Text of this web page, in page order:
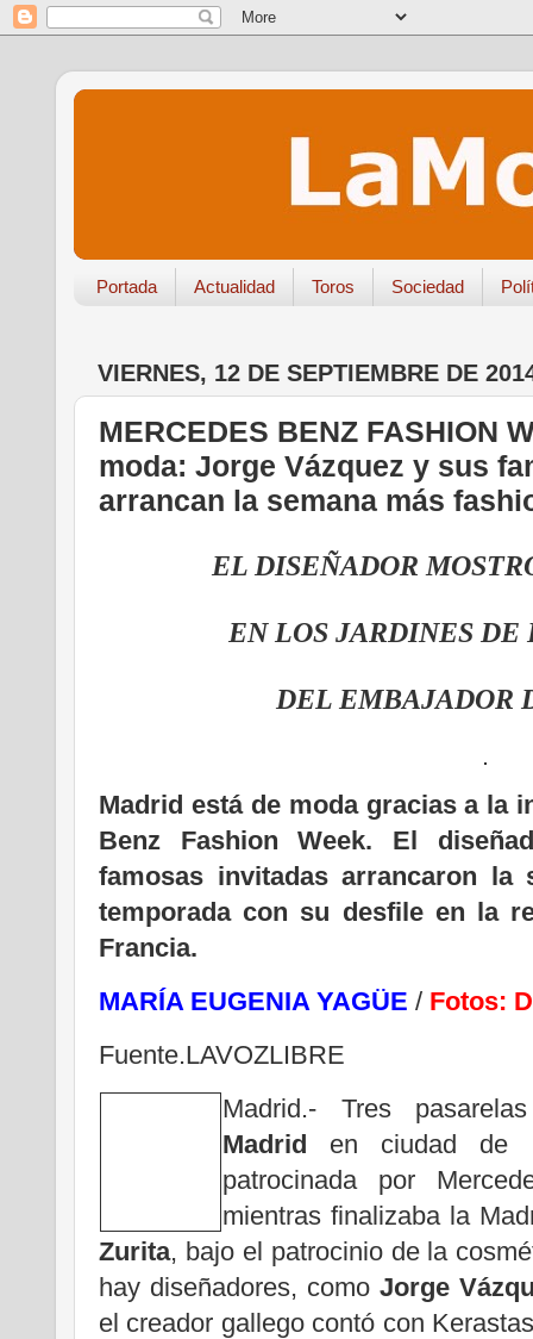
Portada Actualidad Toros Sociedad
VIERNES, 12 DE SEPTIEMBRE DE
MERCEDES BENZ FASHION
moda: Jorge Vázquez y sus
arrancan la semana más
EL DISEÑADOR
EN LOS JARDINES
DEL EMBAJADOR
Madrid está de moda gracias a la
Benz Fashion Week. El
famosas invitadas arrancaron la
temporada con su desfile en la
Francia.
MARÍA EUGENIA YAGÜE / Fotos:
Fuente.LAVOZLIBRE
Madrid.- Tres
Madrid en ciudad de
patrocinada por
mientras finalizaba la
Zurita, bajo el patrocinio de la
hay diseñadores, como Jorge
el creador gallego contó con